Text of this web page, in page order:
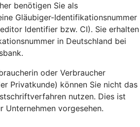
benötigen Sie als
Gläubiger-Identifikationsnummer
Identifier bzw. CI). Sie erhalten
in Deutschland bei
oder Verbraucher
Privatkunde) können Sie nicht das
nutzen. Dies ist
Unternehmen vorgesehen.